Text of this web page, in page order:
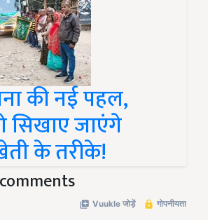
की नई पहल,
सिखाए जाएंगे
के तरीके!